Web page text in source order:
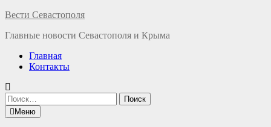
Перейти
содержимому
Вести Севастополя
Главные новости Севастополя и Крыма
Главная
Контакты
Найти:
Меню